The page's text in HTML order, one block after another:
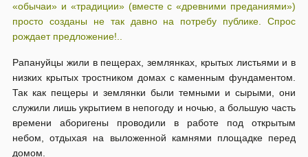
«обычаи» и «традиции» (вместе с «древними преданиями»)
просто созданы не так давно на потребу публике. Спрос
рождает предложение!..
Рапануйцы жили в пещерах, землянках, крытых листьями и в
низких крытых тростником домах с каменным фундаментом.
Так как пещеры и землянки были темными и сырыми, они
служили лишь укрытием в непогоду и ночью, а большую часть
времени аборигены проводили в работе под открытым
небом, отдыхая на выложенной камнями площадке перед
домом.